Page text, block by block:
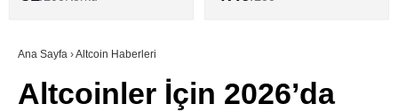
Youtube
SÖZLÜK
Ana Sayfa ›Altcoin Haberleri
Altcoinler İçin 2026’da